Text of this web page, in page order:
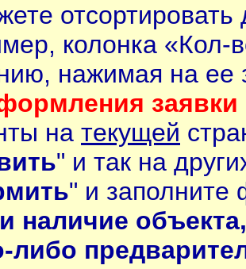
колонка «Кол-
нажимая на ее
заявки
на текущей
" и так на
" и заполните
наличие
либо